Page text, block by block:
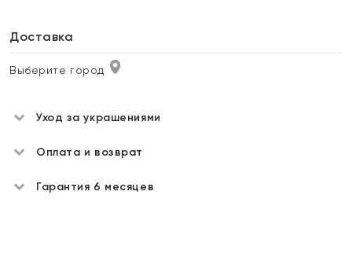
Доставка
Выберите город
Уход за украшениями
Оплата и возврат
Гарантия 6 месяцев